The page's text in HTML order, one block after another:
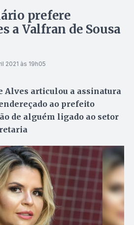
prefere
a Valfran de Sousa
2021 às 19h05
Alves articulou a assinatura
ao prefeito
de alguém ligado ao setor